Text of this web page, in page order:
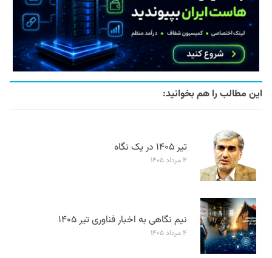
این مطالب را هم بخوانید:
تیر ۱۴۰۵ در یک نگاه
۴ مرداد ۱۴۰۵
نیم نگاهی به اخبار فناوری تیر ۱۴۰۵
۴ مرداد ۱۴۰۵